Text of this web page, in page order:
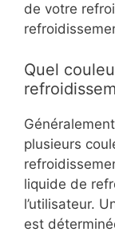
de votre
Quel
plusieurs
liquide de
l’utilisateur.
est